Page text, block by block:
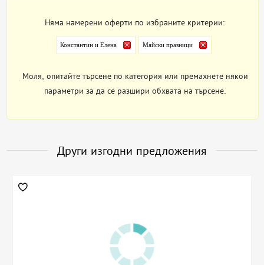
Няма намерени оферти по избраните критерии:
Константин и Елена Майски празници
Моля, опитайте търсене по категория или премахнете някои
параметри за да се разшири обхвата на търсене.
Други изгодни предложения